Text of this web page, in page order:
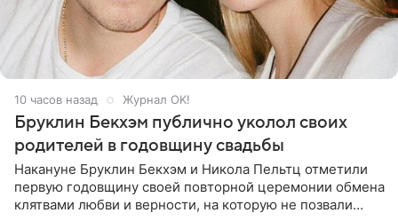
10 часов назад Журнал OK!
Бруклин Бекхэм публично уколол своих
родителей в годовщину свадьбы
Накануне Бруклин Бекхэм и Никола Пельтц отметили
первую годовщину своей повторной церемонии обмена
клятвами любви и верности, на которую не позвали